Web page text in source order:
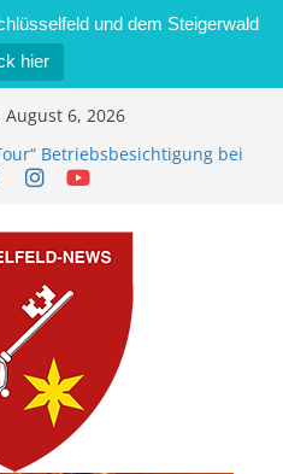
und dem Steigerwald
hier
6, 2026
Betriebsbesichtigung bei
GmbH
in Bernroth schnell unter
bietet Online-Anmeldung für
an
Wert von 600 Euro